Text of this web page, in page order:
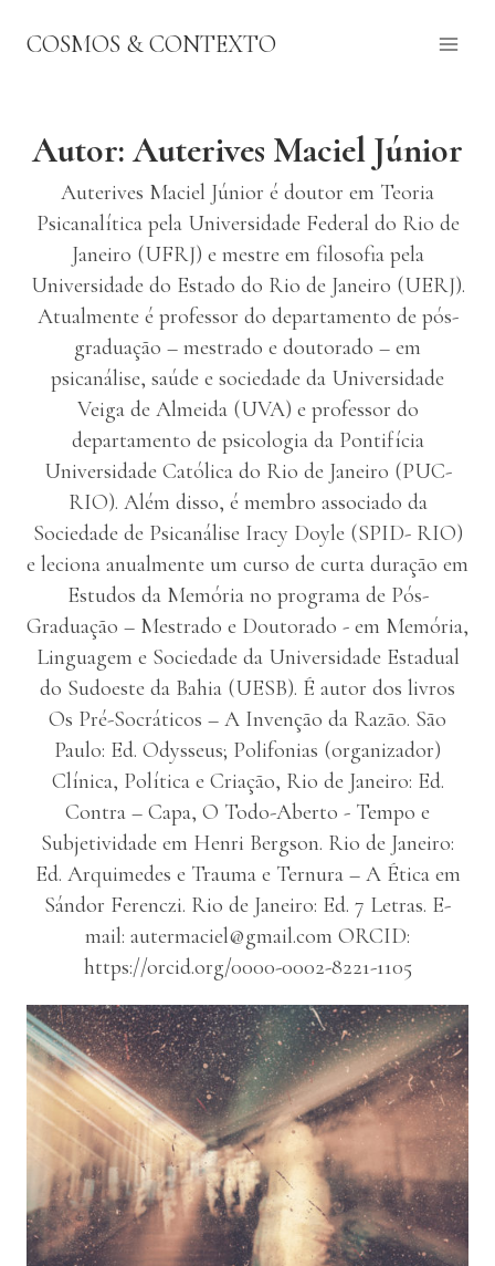
paraCOSMOS & CONTEXTO
Autor: Auterives Maciel Júnior
Auterives Maciel Júnior é doutor em Teoria
Psicanalítica pela Universidade Federal do Rio de
Janeiro (UFRJ) e mestre em filosofia pela
Universidade do Estado do Rio de Janeiro (UERJ).
Atualmente é professor do departamento de pós-
graduação – mestrado e doutorado – em
psicanálise, saúde e sociedade da Universidade
Veiga de Almeida (UVA) e professor do
departamento de psicologia da Pontifícia
Universidade Católica do Rio de Janeiro (PUC-
RIO). Além disso, é membro associado da
Sociedade de Psicanálise Iracy Doyle (SPID- RIO)
e leciona anualmente um curso de curta duração em
Estudos da Memória no programa de Pós-
Graduação – Mestrado e Doutorado - em Memória,
Linguagem e Sociedade da Universidade Estadual
do Sudoeste da Bahia (UESB). É autor dos livros
Os Pré-Socráticos – A Invenção da Razão. São
Paulo: Ed. Odysseus; Polifonias (organizador)
Clínica, Política e Criação, Rio de Janeiro: Ed.
Contra – Capa, O Todo-Aberto - Tempo e
Subjetividade em Henri Bergson. Rio de Janeiro:
Ed. Arquimedes e Trauma e Ternura – A Ética em
Sándor Ferenczi. Rio de Janeiro: Ed. 7 Letras. E-
mail: autermaciel@gmail.com ORCID:
https://orcid.org/0000-0002-8221-1105